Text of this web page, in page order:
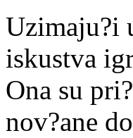
Uzimaju?i
iskustva
Ona su
nov?ane